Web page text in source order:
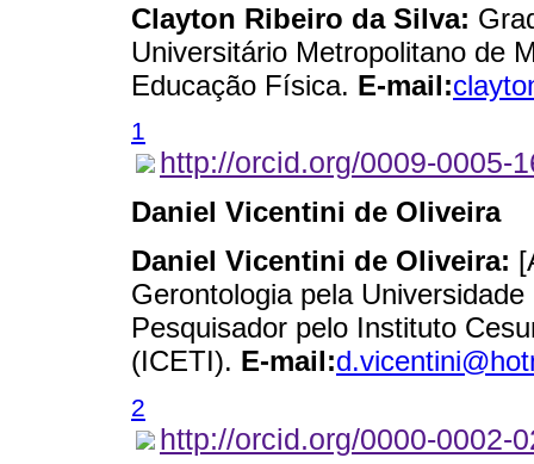
Clayton Ribeiro da Silva:
Universitário Metropolitano de
Educação Física. E-mail:
1
http://orcid.org/0009-0005-
Daniel Vicentini de Oliveira
Daniel Vicentini de Oliveira:
Gerontologia pela
Pesquisador pelo Instituto
(ICETI). E-mail:
2
http://orcid.org/0000-0002-